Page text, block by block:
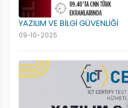
YAZILIM VE BİLGİ GÜVENLİĞİ
09-10-2025